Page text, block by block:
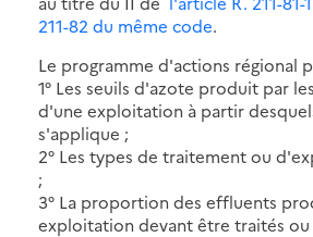
211-82 du même code.
Le programme d'actions régional
1° Les seuils d'azote produit par
d'une exploitation à partir
s'applique ;
2° Les types de traitement ou
;
3° La proportion des effluents
exploitation devant être traités